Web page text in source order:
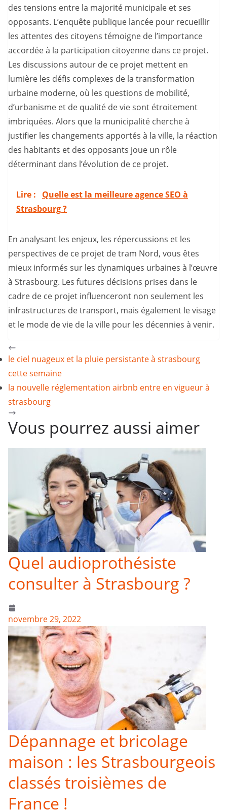
des tensions entre la majorité municipale et ses
opposants. L’enquête publique lancée pour recueillir
les attentes des citoyens témoigne de l’importance
accordée à la participation citoyenne dans ce projet.
Les discussions autour de ce projet mettent en
lumière les défis complexes de la transformation
urbaine moderne, où les questions de mobilité,
d’urbanisme et de qualité de vie sont étroitement
imbriquées. Alors que la municipalité cherche à
justifier les changements apportés à la ville, la réaction
des habitants et des opposants joue un rôle
déterminant dans l’évolution de ce projet.
Lire :
Quelle est la meilleure agence SEO à
Strasbourg ?
En analysant les enjeux, les répercussions et les
perspectives de ce projet de tram Nord, vous êtes
mieux informés sur les dynamiques urbaines à l’œuvre
à Strasbourg. Les futures décisions prises dans le
cadre de ce projet influenceront non seulement les
infrastructures de transport, mais également le visage
et le mode de vie de la ville pour les décennies à venir.
le ciel nuageux et la pluie persistante à strasbourg
cette semaine
la nouvelle réglementation airbnb entre en vigueur à
strasbourg
Vous pourrez aussi aimer
Quel audioprothésiste
consulter à Strasbourg ?
novembre 29, 2022
Dépannage et bricolage
maison : les Strasbourgeois
classés troisièmes de
France !